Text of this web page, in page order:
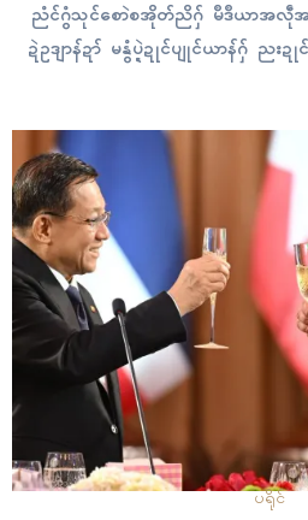
ညံၚ်ဂွံသုၚ်စောဲစအိုတ်ညိဂှ် မဳဒဳယာအလဵုအ
ဍဲဥဒျာန်ဍာ် မနွံပ္ဍဲဍုၚ်ပျုၚ်ယာန်ဂှ် ည
ကွာန်ညးတံမွဲစွံ
ပရိုၚ်